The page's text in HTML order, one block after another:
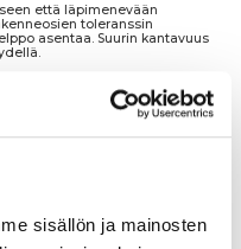
sisällön ja mainosten
että läpimenevään
toleranssin
asentaa. Suurin kantavuus